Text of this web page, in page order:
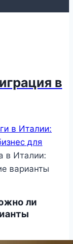
в
в Италии:
для
в Италии:
варианты
ли